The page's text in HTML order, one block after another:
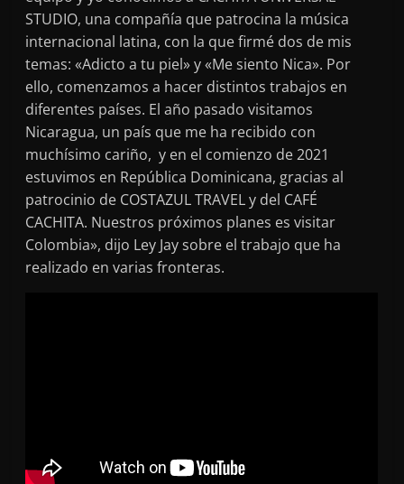
STUDIO, una compañía que patrocina la música
internacional latina, con la que firmé dos de mis
temas: «Adicto a tu piel» y «Me siento Nica». Por
ello, comenzamos a hacer distintos trabajos en
diferentes países. El año pasado visitamos
Nicaragua, un país que me ha recibido con
muchísimo cariño, y en el comienzo de 2021
estuvimos en República Dominicana, gracias al
patrocinio de COSTAZUL TRAVEL y del CAFÉ
CACHITA. Nuestros próximos planes es visitar
Colombia», dijo Ley Jay sobre el trabajo que ha
realizado en varias fronteras.